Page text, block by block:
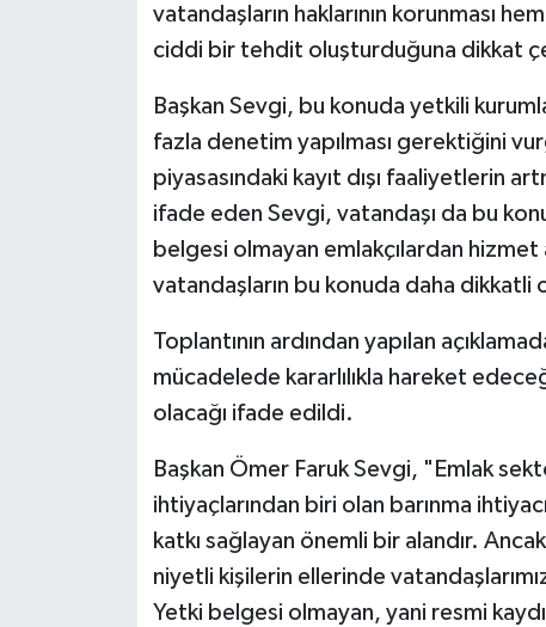
vatandaşların haklarının korunması
ciddi bir tehdit oluşturduğuna dikkat
Başkan Sevgi, bu konuda yetkili
fazla denetim yapılması gerektiğini
piyasasındaki kayıt dışı faaliyetlerin
ifade eden Sevgi, vatandaşı da bu
belgesi olmayan emlakçılardan
vatandaşların bu konuda daha
Toplantının ardından yapılan
mücadelede kararlılıkla hareket
olacağı ifade edildi.
Başkan Ömer Faruk Sevgi, "Emlak
ihtiyaçlarından biri olan barınma
katkı sağlayan önemli bir alandır.
niyetli kişilerin ellerinde
Yetki belgesi olmayan, yani resmi